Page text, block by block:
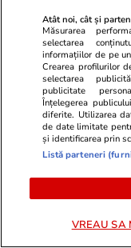
PARTENERI
Atât noi, cât și
Măsurarea
selectarea
informațiilor de pe
Crearea profilurilor
selectarea
publicitate
Înțelegerea
diferite. Utilizarea
de date limitate
și identificarea prin
Listă parteneri
VREAU SA